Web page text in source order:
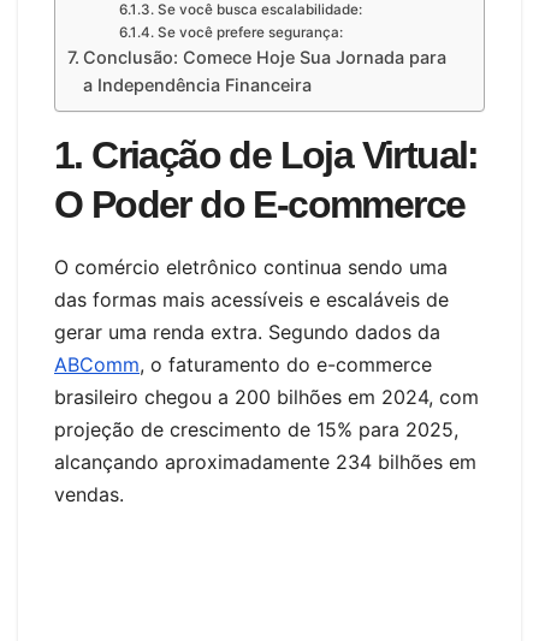
Se você busca escalabilidade:
Se você prefere segurança:
Conclusão: Comece Hoje Sua Jornada para
a Independência Financeira
1. Criação de Loja Virtual:
O Poder do E-commerce
O comércio eletrônico continua sendo uma
das formas mais acessíveis e escaláveis de
gerar uma renda extra. Segundo dados da
ABComm, o faturamento do e-commerce
brasileiro chegou a 200 bilhões em 2024, com
projeção de crescimento de 15% para 2025,
alcançando aproximadamente 234 bilhões em
vendas.